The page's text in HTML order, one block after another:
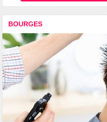
BOURGES